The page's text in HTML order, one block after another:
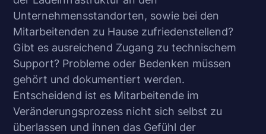
Unternehmensstandorten, sowie bei den
Mitarbeitenden zu Hause zufriedenstellend?
Gibt es ausreichend Zugang zu technischem
Support? Probleme oder Bedenken müssen
gehört und dokumentiert werden.
Entscheidend ist es Mitarbeitende im
Veränderungsprozess nicht sich selbst zu
überlassen und ihnen das Gefühl der